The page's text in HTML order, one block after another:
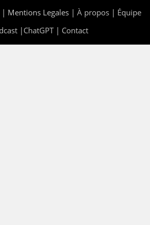
| Mentions Legales | À propos | Équipe
| ChatGPT| Contact